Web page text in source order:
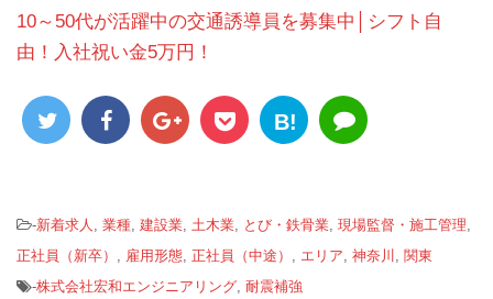
10～50代が活躍中の交通誘導員を募集中│シフト自
由！入社祝い金5万円！
B!
-新着求人 業種 建設業 土木業 とび・鉄骨業 現場監督・施工管理
正社員（新卒）
雇用形態 正社員（中途） エリア 神奈川
関東
-株式会社宏和エンジニアリング 耐震補強